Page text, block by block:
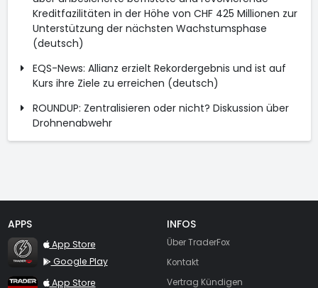
Kreditfazilitäten in der Höhe von CHF 425 Millionen zur
Unterstützung der nächsten Wachstumsphase
(deutsch)
EQS-News: Allianz erzielt Rekordergebnis und ist auf
Kurs ihre Ziele zu erreichen (deutsch)
ROUNDUP: Zentralisieren oder nicht? Diskussion über
Drohnenabwehr
APPS
TraderFox Flash
App Store
Google Play
TraderFox App
App Store
INFOS
Über TraderFox
Kontakt
Vertrag Kündigen